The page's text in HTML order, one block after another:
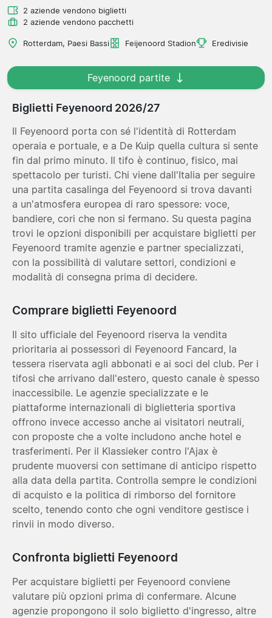
2 aziende vendono biglietti
2 aziende vendono pacchetti
Rotterdam, Paesi Bassi Feijenoord Stadion Eredivisie
Feyenoord partite
Biglietti Feyenoord 2026/27
Il Feyenoord porta con sé l'identità di Rotterdam
operaia e portuale, e a De Kuip quella cultura si sente
fin dal primo minuto. Il tifo è continuo, fisico, mai
spettacolo per turisti. Chi viene dall'Italia per seguire
una partita casalinga del Feyenoord si trova davanti
a un'atmosfera europea di raro spessore: voce,
bandiere, cori che non si fermano. Su questa pagina
trovi le opzioni disponibili per acquistare biglietti per
Feyenoord tramite agenzie e partner specializzati,
con la possibilità di valutare settori, condizioni e
modalità di consegna prima di decidere.
Comprare biglietti Feyenoord
Il sito ufficiale del Feyenoord riserva la vendita
prioritaria ai possessori di Feyenoord Fancard, la
tessera riservata agli abbonati e ai soci del club. Per i
tifosi che arrivano dall'estero, questo canale è spesso
inaccessibile. Le agenzie specializzate e le
piattaforme internazionali di biglietteria sportiva
offrono invece accesso anche ai visitatori neutrali,
con proposte che a volte includono anche hotel e
trasferimenti. Per il Klassieker contro l'Ajax è
prudente muoversi con settimane di anticipo rispetto
alla data della partita. Controlla sempre le condizioni
di acquisto e la politica di rimborso del fornitore
scelto, tenendo conto che ogni venditore gestisce i
rinvii in modo diverso.
Confronta biglietti Feyenoord
Per acquistare biglietti per Feyenoord conviene
valutare più opzioni prima di confermare. Alcune
agenzie propongono il solo biglietto d'ingresso, altre